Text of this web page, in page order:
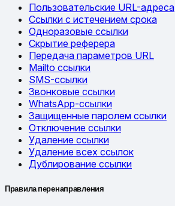
Пользовательские URL-адреса
Ссылки с истечением срока
Одноразовые ссылки
Скрытие реферера
Передача параметров URL
Mailto ссылки
SMS-ссылки
Звонковые ссылки
WhatsApp-ссылки
Защищенные паролем ссылки
Отключение ссылки
Удаление ссылки
Удаление всех ссылок
Дублирование ссылки
Правила перенаправления